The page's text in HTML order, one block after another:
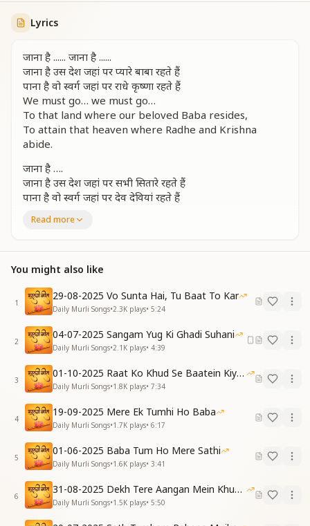
Lyrics
जाना है ...... जाना है ......
जाना है उस देश जहां पर प्यारे बाबा रहते हैं
पाना है वो स्वर्ग जहां पर राधे कृष्णा रहते हैं
We must go… we must go…
To that land where our beloved Baba resides,
To attain that heaven where Radhe and Krishna
abide.
जाना है ….
जाना है उस देश जहां पर सभी सितारे रहते हैं
पाना है वो स्वर्ग जहां पर देव देवियां रहते हैं
To that land where all the divine stars dwell,
excel.
जाना है …. कि अब घर जाना है
जाना है ..... स्वर्ग में जाना है
Now it’s time to return Home…
To ascend into the world of heaven, we must go.
[VERSE 1]
एक तुम्हीं से प्यार है बाबा
दिल की यही प्रतिज्ञा है
तुमको पाया सब कुछ पाया
इच्छा की अविद्या है
Baba, my love is only for You,
This is my heart’s vow, forever true.
Finding You, I found all I need—
Desire itself is now freed.
खाल पुरानी छोड़ेंगे तब
याद तुम्हारी आएगी
जनम जनम के पापों की
Read more
You might also like
1
29-08-2025 Vo Sunta Hai, Tu Baat To Kar
Daily Murli Songs•2.3K plays• 5:24
2
04-07-2025 Sangam Yug Ki Ghadi Suhani
Daily Murli Songs•2.1K plays• 4:39
3
01-10-2025 Raat Ko Khud Se Baatein Kiya Kijiye
Daily Murli Songs•1.8K plays• 7:34
4
19-09-2025 Mere Ek Tumhi Ho Baba
Daily Murli Songs•1.7K plays• 6:17
5
01-06-2025 Baba Tum Ho Mere Sathi
Daily Murli Songs•1.6K plays• 3:41
6
31-08-2025 Dekh Tere Aangan Mein Khud Bhagwan
Daily Murli Songs•1.5K plays• 5:50